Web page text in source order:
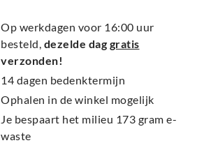
Op werkdagen voor 16:00 uur
besteld, dezelde dag gratis
verzonden!
14 dagen bedenktermijn
Ophalen in de winkel mogelijk
Je bespaart het milieu 173 gram e-
waste